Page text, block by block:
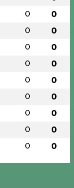
0 0
0 0
0 0
0 0
0 0
0 0
0 0
0 0
0 0